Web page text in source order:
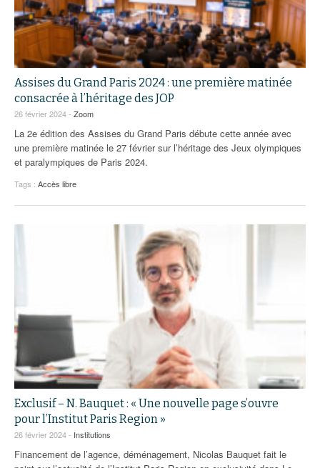
Assises du Grand Paris 2024 : une première matinée
consacrée à l’héritage des JOP
26 février 2024 - Zoom
La 2e édition des Assises du Grand Paris débute cette année avec
une première matinée le 27 février sur l’héritage des Jeux olympiques
et paralympiques de Paris 2024.
Tags : Accès libre
Exclusif – N. Bauquet : « Une nouvelle page s’ouvre
pour l’Institut Paris Region »
26 février 2024 - Institutions
Financement de l’agence, déménagement, Nicolas Bauquet fait le